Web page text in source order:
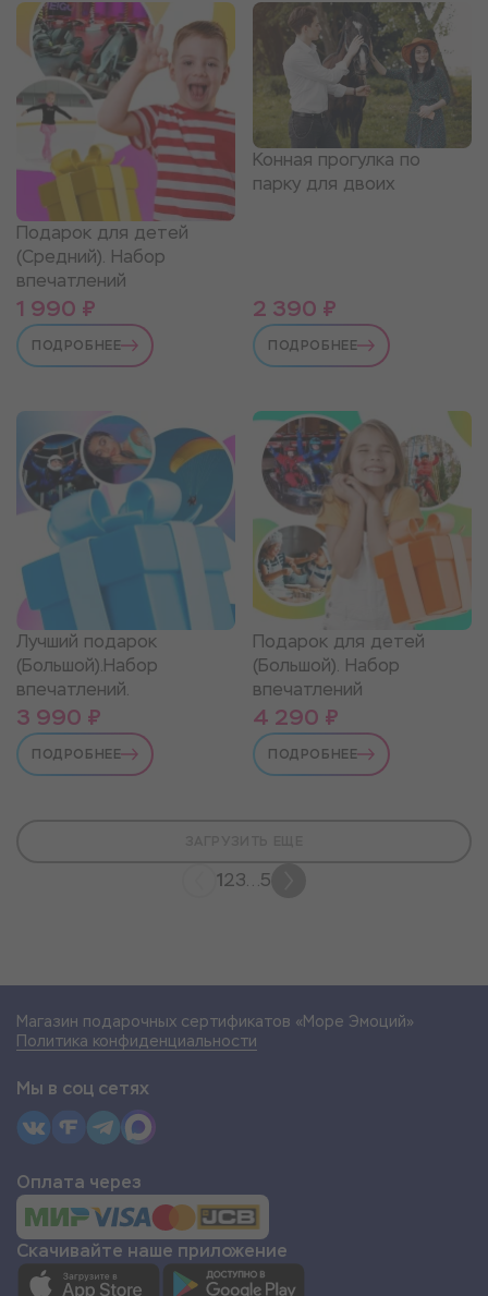
Подарок для детей
(Средний). Набор
впечатлений
1 990 ₽
ПОДРОБНЕЕ
Конная прогулка по
парку для двоих
2 390 ₽
ПОДРОБНЕЕ
Лучший подарок
(Большой).Набор
впечатлений.
3 990 ₽
ПОДРОБНЕЕ
Подарок для детей
(Большой). Набор
впечатлений
4 290 ₽
ПОДРОБНЕЕ
123...5
Магазин подарочных сертификатов «Море Эмоций»
Политика конфиденциальности
Мы в соц сетях
Оплата через
Скачивайте наше приложение